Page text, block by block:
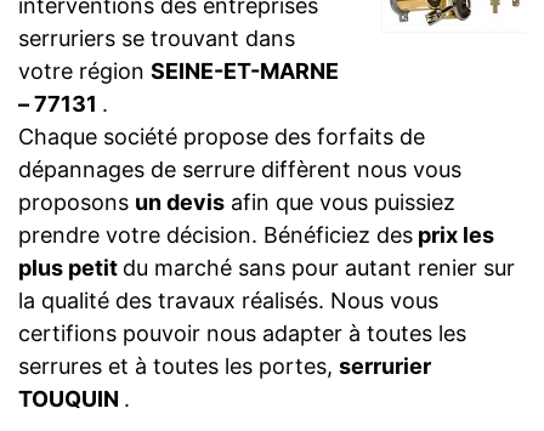
interventions des entreprises
serruriers se trouvant dans
votre région SEINE-ET-MARNE
– 77131 .
Chaque société propose des forfaits de
dépannages de serrure diffèrent nous vous
proposons un devis afin que vous puissiez
prendre votre décision. Bénéficiez des prix les
plus petit du marché sans pour autant renier sur
la qualité des travaux réalisés. Nous vous
certifions pouvoir nous adapter à toutes les
serrures et à toutes les portes, serrurier
TOUQUIN .